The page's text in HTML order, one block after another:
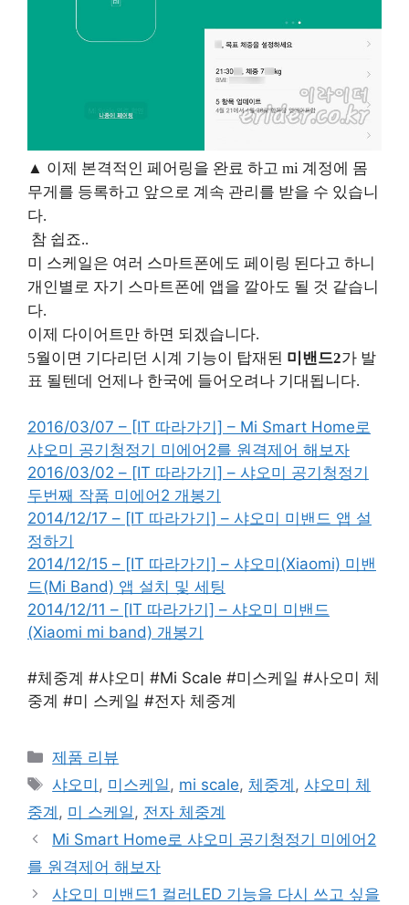
▲ 이제 본격적인 페어링을 완료 하고 mi 계정에 몸
무게를 등록하고 앞으로 계속 관리를 받을 수 있습니
다.
참 쉽죠..
미 스케일은 여러 스마트폰에도 페이링 된다고 하니
개인별로 자기 스마트폰에 앱을 깔아도 될 것 같습니
다.
이제 다이어트만 하면 되겠습니다.
5월이면 기다리던 시계 기능이 탑재된 미밴드2가 발
표 될텐데 언제나 한국에 들어오려나 기대됩니다.
2016/03/07 – [IT 따라가기] – Mi Smart Home로
샤오미 공기청정기 미에어2를 원격제어 해보자
2016/03/02 – [IT 따라가기] – 샤오미 공기청정기
두번째 작품 미에어2 개봉기
2014/12/17 – [IT 따라가기] – 샤오미 미밴드 앱 설
정하기
2014/12/15 – [IT 따라가기] – 샤오미(Xiaomi) 미밴
드(Mi Band) 앱 설치 및 세팅
2014/12/11 – [IT 따라가기] – 샤오미 미밴드
(Xiaomi mi band) 개봉기
#체중계 #샤오미 #Mi Scale #미스케일 #사오미 체
중계 #미 스케일 #전자 체중계
Categories
제품 리뷰
Tags
샤오미 , 미스케일, mi scale,체중계 ,샤오미 체
중계 , 미 스케일, 전자 체중계
Mi Smart Home로 샤오미 공기청정기 미에어2
를 원격제어 해보자
샤오미 미밴드1 컬러LED 기능을 다시 쓰고 싶을